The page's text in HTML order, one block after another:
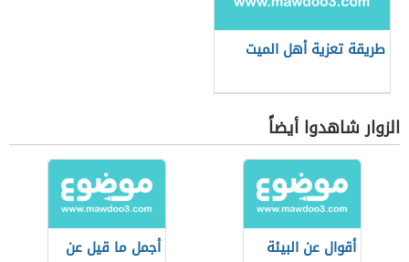
طريقة تعزية أهل الميت
الزوار شاهدوا أيضاً
أقوال عن البيئة
أجمل ما قيل عن